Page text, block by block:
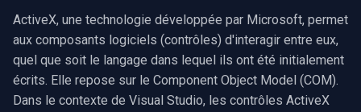
c
h
e
r
MAUI
Analyseurs
Démultiplexeurs
Guides des marques de
caméras
D-Link
Honeywell
Important : pourquoi
privilégier le SDK .NET natif
Dépannage des problèmes
courants
Capture vidéo (AVI)
Capture vidéo (DV)
ActiveX, une technologie développée par Microsoft, permet
aux composants logiciels (contrôles) d'interagir entre eux,
quel que soit le langage dans lequel ils ont été initialement
écrits. Elle repose sur le Component Object Model (COM).
Dans le contexte de Visual Studio, les contrôles ActiveX